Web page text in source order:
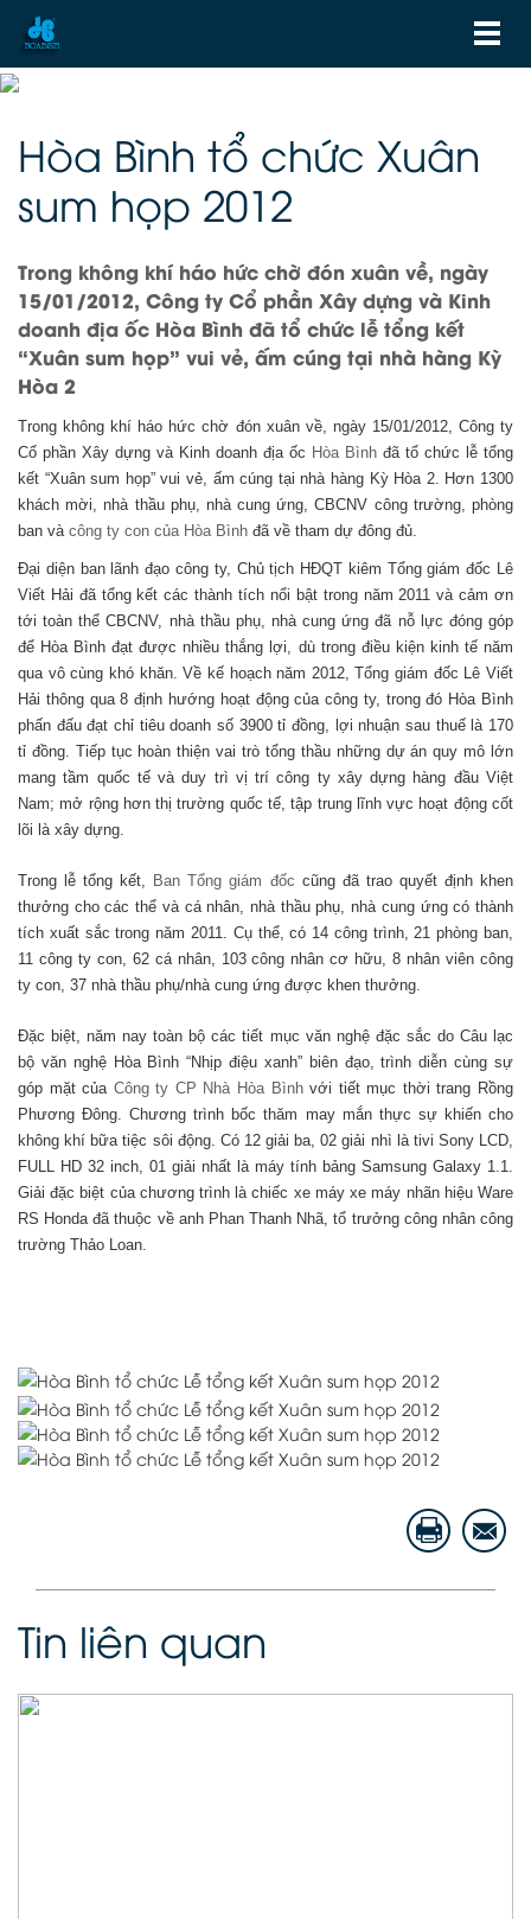
Hòa Bình tổ chức Xuân
sum họp 2012
Trong không khí háo hức chờ đón xuân về, ngày
15/01/2012, Công ty Cổ phần Xây dựng và Kinh
doanh địa ốc Hòa Bình đã tổ chức lễ tổng kết
“Xuân sum họp” vui vẻ, ấm cúng tại nhà hàng Kỳ
Hòa 2
Trong không khí háo hức chờ đón xuân về, ngày 15/01/2012, Công ty
Cổ phần Xây dựng và Kinh doanh địa ốc Hòa Bình đã tổ chức lễ tổng
kết “Xuân sum họp” vui vẻ, ấm cúng tại nhà hàng Kỳ Hòa 2. Hơn 1300
khách mời, nhà thầu phụ, nhà cung ứng, CBCNV công trường, phòng
ban và công ty con của Hòa Bình đã về tham dự đông đủ.
Đại diện ban lãnh đạo công ty, Chủ tịch HĐQT kiêm Tổng giám đốc Lê
Viết Hải đã tổng kết các thành tích nổi bật trong năm 2011 và cảm ơn
tới toàn thể CBCNV, nhà thầu phụ, nhà cung ứng đã nỗ lực đóng góp
để Hòa Bình đạt được nhiều thắng lợi, dù trong điều kiện kinh tế năm
qua vô cùng khó khăn. Về kế hoạch năm 2012, Tổng giám đốc Lê Viết
Hải thông qua 8 định hướng hoạt động của công ty, trong đó Hòa Bình
phấn đấu đạt chỉ tiêu doanh số 3900 tỉ đồng, lợi nhuận sau thuế là 170
tỉ đồng. Tiếp tục hoàn thiện vai trò tổng thầu những dự án quy mô lớn
mang tầm quốc tế và duy trì vị trí công ty xây dựng hàng đầu Việt
Nam; mở rộng hơn thị trường quốc tế, tập trung lĩnh vực hoạt động cốt
lõi là xây dựng.
Trong lễ tổng kết, Ban Tổng giám đốc cũng đã trao quyết định khen
thưởng cho các thể và cá nhân, nhà thầu phụ, nhà cung ứng có thành
tích xuất sắc trong năm 2011. Cụ thể, có 14 công trình, 21 phòng ban,
11 công ty con, 62 cá nhân, 103 công nhân cơ hữu, 8 nhân viên công
ty con, 37 nhà thầu phụ/nhà cung ứng được khen thưởng.
Đặc biệt, năm nay toàn bộ các tiết mục văn nghệ đặc sắc do Câu lạc
bộ văn nghệ Hòa Bình “Nhịp điệu xanh” biên đạo, trình diễn cùng sự
góp mặt của Công ty CP Nhà Hòa Bìnhvới tiết mục thời trang Rồng
Phương Đông. Chương trình bốc thăm may mắn thực sự khiến cho
không khí bữa tiệc sôi động. Có 12 giải ba, 02 giải nhì là tivi Sony LCD,
FULL HD 32 inch, 01 giải nhất là máy tính bảng Samsung Galaxy 1.1.
Giải đặc biệt của chương trình là chiếc xe máy xe máy nhãn hiệu Ware
RS Honda đã thuộc về anh Phan Thanh Nhã, tổ trưởng công nhân công
trường Thảo Loan.
Tin liên quan